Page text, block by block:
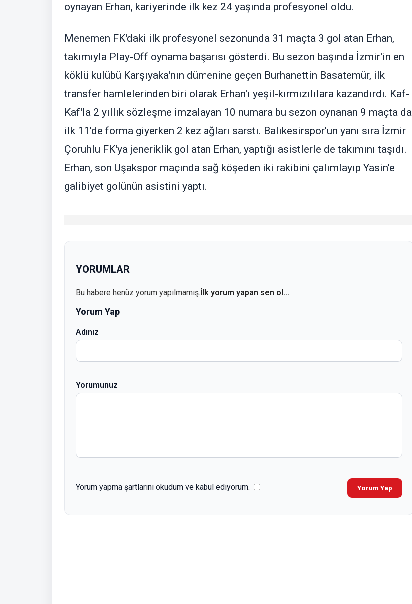
oynayan Erhan, kariyerinde ilk kez 24 yaşında profesyonel oldu.
Menemen FK'daki ilk profesyonel sezonunda 31 maçta 3 gol atan Erhan,
takımıyla Play-Off oynama başarısı gösterdi. Bu sezon başında İzmir'in en
köklü kulübü Karşıyaka'nın dümenine geçen Burhanettin Basatemür, ilk
transfer hamlelerinden biri olarak Erhan'ı yeşil-kırmızılılara kazandırdı. Kaf-
Kaf'la 2 yıllık sözleşme imzalayan 10 numara bu sezon oynanan 9 maçta da
ilk 11'de forma giyerken 2 kez ağları sarstı. Balıkesirspor'un yanı sıra İzmir
Çoruhlu FK'ya jeneriklik gol atan Erhan, yaptığı asistlerle de takımını taşıdı.
Erhan, son Uşakspor maçında sağ köşeden iki rakibini çalımlayıp Yasin'e
galibiyet golünün asistini yaptı.
YORUMLAR
Bu habere henüz yorum yapılmamış.İlk yorum yapan sen ol...
Yorum Yap
Adınız
Yorumunuz
Yorum yapma şartlarını okudum ve kabul ediyorum. Yorum Yap